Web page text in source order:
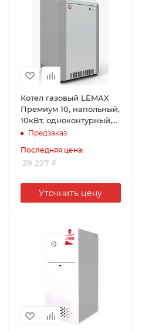
Котел газовый LEMAX
Премиум 10, напольный,
10кВт, одноконтурный,
атмосферный
Предзаказ
Последняя цена:
39 227 ₽
Уточнить цену